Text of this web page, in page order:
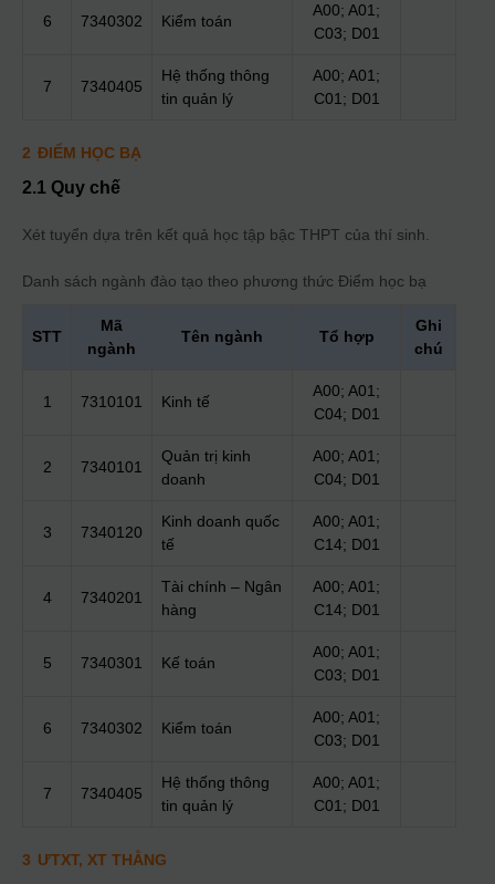
6 7340302 Kiểm toán
A00; A01;
C03; D01
7 7340405
Hệ thống thông
tin quản lý
A00; A01;
C01; D01
2 ĐIỂM HỌC BẠ
2.1 Quy chế
Xét tuyển dựa trên kết quả học tập bậc THPT của thí sinh.
Danh sách ngành đào tạo theo phương thức Điểm học bạ
STT
Mã
ngành
Tên ngành Tổ hợp
Ghi
chú
1 7310101 Kinh tế
A00; A01;
C04; D01
2 7340101
Quản trị kinh
doanh
A00; A01;
C04; D01
3 7340120
Kinh doanh quốc
tế
A00; A01;
C14; D01
4 7340201
Tài chính – Ngân
hàng
A00; A01;
C14; D01
5 7340301 Kế toán
A00; A01;
C03; D01
6 7340302 Kiểm toán
A00; A01;
C03; D01
7 7340405
Hệ thống thông
tin quản lý
A00; A01;
C01; D01
3 ƯTXT, XT THẲNG